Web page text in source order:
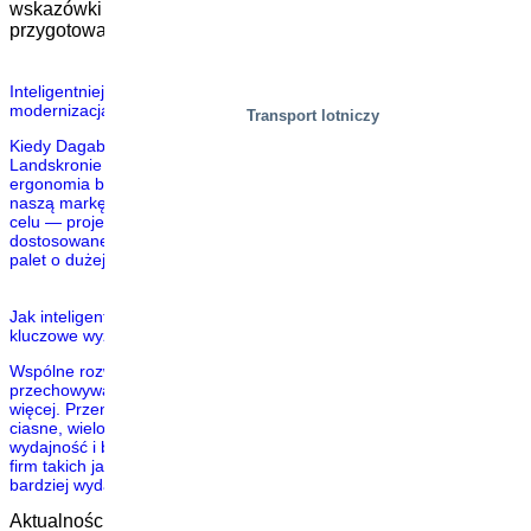
Transport lotniczy
wskazówki dotyczące normy EN 1570-1:2024 i
przygotowania do przejścia.
Inteligentniejsze podnoszenie, bezpieczniejsza praca —
modernizacja logistyki w Dagab
Kiedy Dagab budował swoje nowe centrum dystrybucyjne w
Landskronie w Szwecji, bezpieczeństwo w miejscu pracy i
ergonomia były wysoko na liście priorytetów. SIGI Europe, poprzez
naszą markę Marco, odegrało kluczową rolę we wspieraniu tego
celu — projektując i dostarczając rozwiązanie do podnoszenia
dostosowane do wyzwań związanych z ręcznym przeładunkiem
palet o dużej objętości. Zdrowie i […]
Jak inteligentne platformy kompletacji zamówień rozwiązują
kluczowe wyzwania intralogistyczne?
Wspólne rozwiązanie poprawiające bezpieczeństwo, wydajność i
przechowywanie – sprawdzone w przemyśle drzewnym i gotowe na
więcej. Przenoszenie długich i ciężkich profili drewnianych przez
ciasne, wielopoziomowe magazyny jest wyzwaniem – gdzie
wydajność i bezpieczeństwo nie są opcjonalne, ale niezbędne. Dla
firm takich jak EHL Prolist, inteligentniejsza, bezpieczniejsza i
bardziej wydajna intralogistyka jest częścią pracy. To właśnie […]
Aktualności